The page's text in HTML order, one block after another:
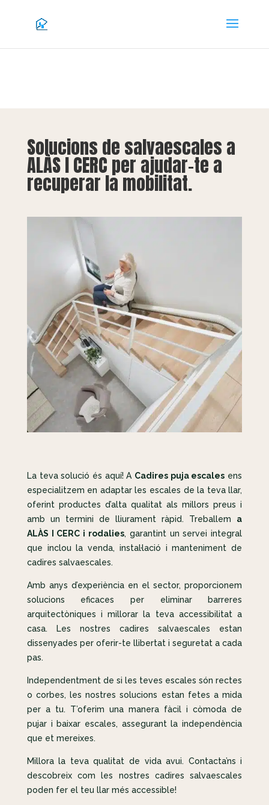
Solucions de salvaescales a
ALÀS I CERC per ajudar-te a
recuperar la mobilitat.
La teva solució és aquí! A Cadires puja escales ens
especialitzem en adaptar les escales de la teva llar,
oferint productes d’alta qualitat als millors preus i
amb un termini de lliurament ràpid. Treballem a
ALÀS I CERC i rodalies, garantint un servei integral
que inclou la venda, instal·lació i manteniment de
cadires salvaescales.
Amb anys d’experiència en el sector, proporcionem
solucions eficaces per eliminar barreres
arquitectòniques i millorar la teva accessibilitat a
casa. Les nostres cadires salvaescales estan
dissenyades per oferir-te llibertat i seguretat a cada
pas.
Independentment de si les teves escales són rectes
o corbes, les nostres solucions estan fetes a mida
per a tu. T’oferim una manera fàcil i còmoda de
pujar i baixar escales, assegurant la independència
que et mereixes.
Millora la teva qualitat de vida avui. Contacta’ns i
descobreix com les nostres cadires salvaescales
poden fer el teu llar més accessible!